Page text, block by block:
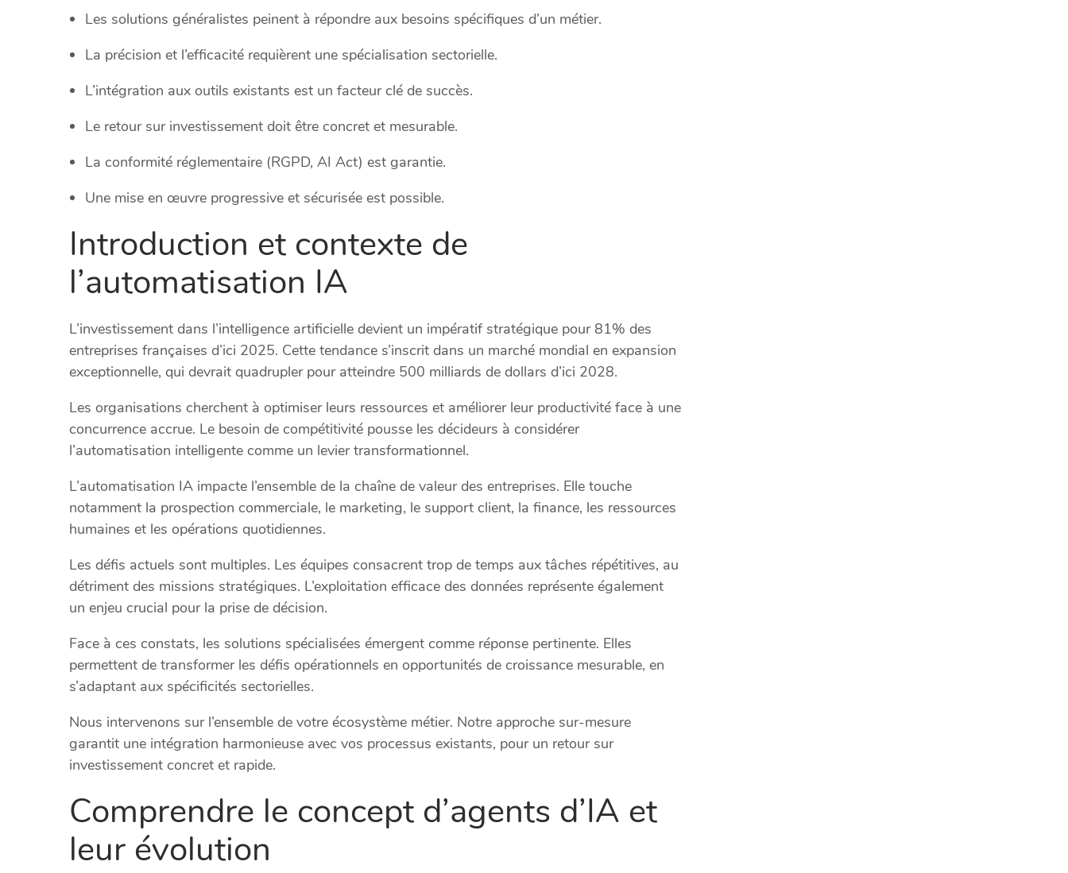
Les solutions généralistes peinent à répondre aux besoins spécifiques d’un métier.
La précision et l’efficacité requièrent une spécialisation sectorielle.
L’intégration aux outils existants est un facteur clé de succès.
Le retour sur investissement doit être concret et mesurable.
La conformité réglementaire (RGPD, AI Act) est garantie.
Une mise en œuvre progressive et sécurisée est possible.
Introduction et contexte de
l’automatisation IA
L’investissement dans l’intelligence artificielle devient un impératif stratégique pour 81% des
entreprises françaises d’ici 2025. Cette tendance s’inscrit dans un marché mondial en expansion
exceptionnelle, qui devrait quadrupler pour atteindre 500 milliards de dollars d’ici 2028.
Les organisations cherchent à optimiser leurs ressources et améliorer leur productivité face à une
concurrence accrue. Le besoin de compétitivité pousse les décideurs à considérer
l’automatisation intelligente comme un levier transformationnel.
L’automatisation IA impacte l’ensemble de la chaîne de valeur des entreprises. Elle touche
notamment la prospection commerciale, le marketing, le support client, la finance, les ressources
humaines et les opérations quotidiennes.
Les défis actuels sont multiples. Les équipes consacrent trop de temps aux tâches répétitives, au
détriment des missions stratégiques. L’exploitation efficace des données représente également
un enjeu crucial pour la prise de décision.
Face à ces constats, les solutions spécialisées émergent comme réponse pertinente. Elles
permettent de transformer les défis opérationnels en opportunités de croissance mesurable, en
s’adaptant aux spécificités sectorielles.
Nous intervenons sur l’ensemble de votre écosystème métier. Notre approche sur-mesure
garantit une intégration harmonieuse avec vos processus existants, pour un retour sur
investissement concret et rapide.
Comprendre le concept d’agents d’IA et
leur évolution